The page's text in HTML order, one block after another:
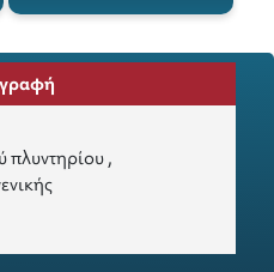
πλυντηρίου ,